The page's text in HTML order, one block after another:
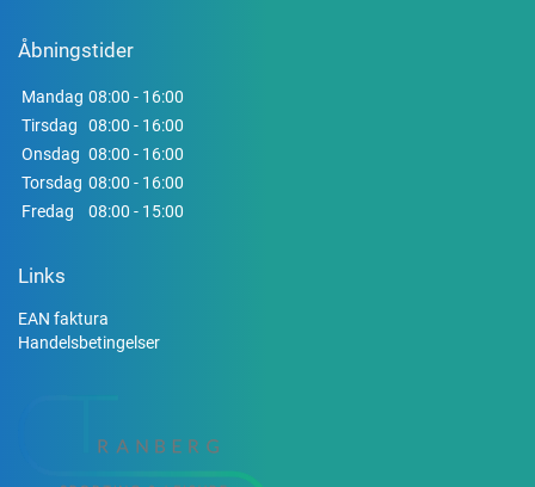
Åbningstider
Mandag 08:00 - 16:00
Tirsdag
08:00 - 16:00
Onsdag 08:00 - 16:00
Torsdag 08:00 - 16:00
Fredag
08:00 - 15:00
Links
EAN faktura
Handelsbetingelser